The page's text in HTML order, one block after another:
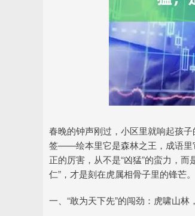
春晚的钟声刚过，小区里就响起孩
签——绘本里它是森林之王，成语里
正的厉害，从不是“凶猛”的蛮力，
仁”，才是刻在虎属相骨子里的锋芒。
一、“敢为天下先”的闯劲：虎啸山林